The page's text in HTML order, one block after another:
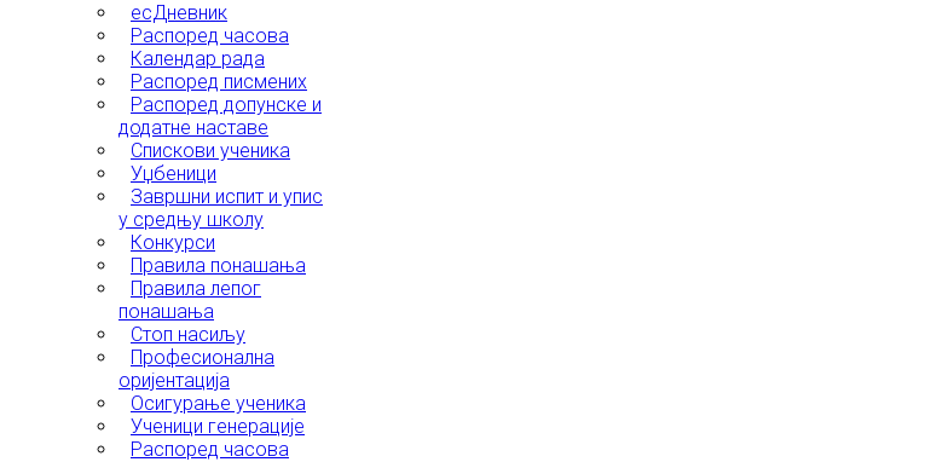
есДневник
Распоред часова
Календар рада
Распоред писмених
Распоред допунске и
додатне наставе
Спискови ученика
Уџбеници
Завршни испит и упис
у средњу школу
Конкурси
Правила понашања
Правила лепог
понашања
Стоп насиљу
Професионална
оријентација
Осигурање ученика
Ученици генерације
Распоред часова